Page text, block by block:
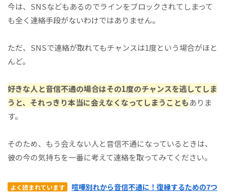
今は、SNSなどもあるのでラインをブロックされてしまって
も全く連絡手段がないわけではありません。
ただ、SNSで連絡が取れてもチャンスは1度という場合がほと
んど。
好きな人と音信不通の場合はその1度のチャンスを逃してしま
うと、それっきり本当に会えなくなってしまうこともありま
す。
そのため、もう会えない人と音信不通になっているときは、
彼の今の気持ちを一番に考えて連絡を取ってみてください。
よく読まれています
喧嘩別れから音信不通に！復縁するための7つ